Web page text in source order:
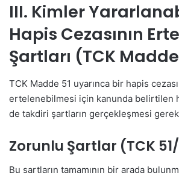
III. Kimler
Hapis Cezasının
Şartları (TCK
TCK Madde 51 uyarınca bir hapis
ertelenebilmesi için kanunda belirtilen
de takdiri şartların gerçekleşmesi
Zorunlu Şartlar (TCK
Bu şartların tamamının bir arada